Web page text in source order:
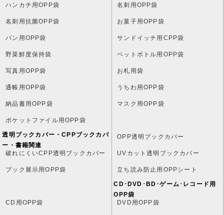
ハンカチ用OPP袋 名刺用OPP袋
名刺用抗菌OPP袋 お菓子用OPP袋
パン用OPP袋 サンドイッチ用CPP袋
野菜鮮度保持袋 ペットボトル用OPP袋
写真用OPP袋 お札用袋
通帳用OPP袋 うちわ用OPP袋
納品書用OPP袋 マスク用OPP袋
ポケットファイル用OPP袋
透明ブックカバー・CPPブックカバ
ー・書籍関連
OPP透明ブックカバー
破れにくいCPP透明ブックカバー UVカット透明ブックカバー
ブック展示用OPP袋 立ち読み防止用OPPシート
CD･DVD･BD･ゲーム･レコード用
OPP袋
CD用OPP袋
DVD用OPP袋